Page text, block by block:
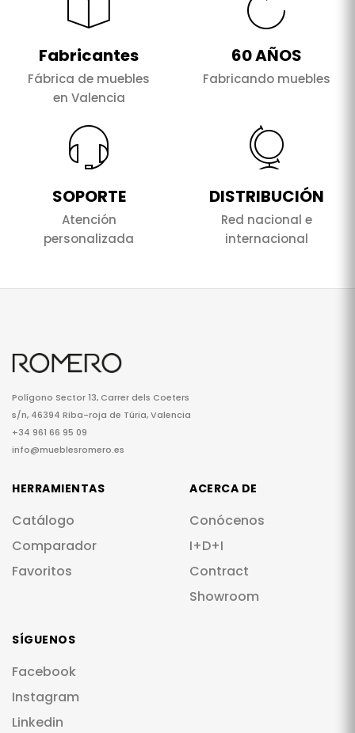
Fabricantes
Fábrica de muebles
en Valencia
60 AÑOS
Fabricando muebles
SOPORTE
Atención
personalizada
DISTRIBUCIÓN
Red nacional e
internacional
Polígono Sector 13, Carrer dels Coeters
s/n, 46394 Riba-roja de Túria, Valencia
+34 961 66 95 09
info@mueblesromero.es
HERRAMIENTAS
Catálogo
Comparador
Favoritos
ACERCA DE
Conócenos
I+D+I
Contract
Showroom
SÍGUENOS
Facebook
Instagram
Linkedin